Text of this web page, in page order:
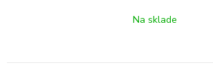
Na sklade